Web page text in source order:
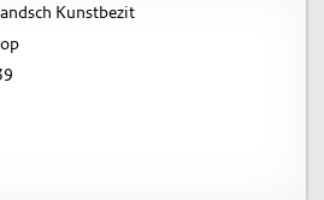
Kunstbezit